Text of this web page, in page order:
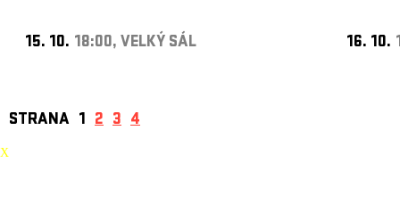
15. 10. 18:00, VELKÝ SÁL 16. 10.
STRANA 1 2 3 4
X